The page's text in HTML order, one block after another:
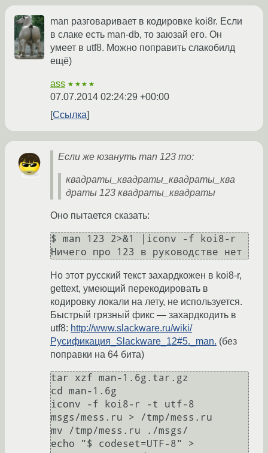
man разговаривает в кодировке koi8r. Если
в слаке есть man-db, то заюзай его. Он
умеет в utf8. Можно поправить слакобилд
ещё)
ass ★★★★
07.07.2014 02:24:29 +00:00
Ссылка
Если же юзануть man 123 то:
квадраты_квадраты_квадраты_ква
драты 123 квадраты_квадраты
Оно пытается сказать:
$ man 123 2>&1 |iconv -f koi8-r
Но этот русский текст захардкожен в koi8-r,
gettext, умеющий перекодировать в
кодировку локали на лету, не используется.
Быстрый грязный фикс — захардкодить в
utf8: http://www.slackware.ru/wiki/
Русификация_Slackware_12#5._man. (без
поправки на 64 бита)
tar xzf man-1.6g.tar.gz
cd man-1.6g
iconv -f koi8-r -t utf-8
msgs/mess.ru > /tmp/mess.ru
mv /tmp/mess.ru ./msgs/
echo "$ codeset=UTF-8" >